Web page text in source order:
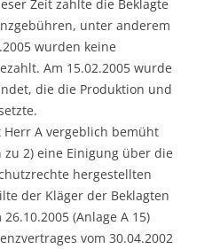
Zeit zahlte die Beklagte
unter anderem
wurden keine
Am 15.02.2005 wurde
die die Produktion und
A vergeblich bemüht
2) eine Einigung über die
hergestellten
der Kläger der Beklagten
(Anlage A 15)
vom 30.04.2002